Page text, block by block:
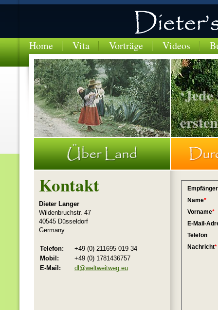
Home Vita Vorträge Videos
Kontakt
Dieter Langer
Wildenbruchstr. 47
40545 Düsseldorf
Germany
Telefon:
+49 (0) 211695 019 34
Mobil:
+49 (0) 1781436757
E-Mail:
dl@weltweitweg.eu